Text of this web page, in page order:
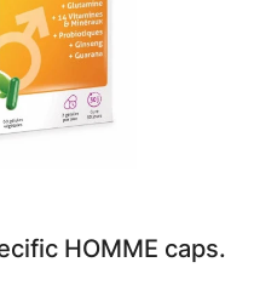
HOMME caps.